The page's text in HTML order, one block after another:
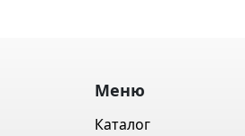
Меню
Каталог